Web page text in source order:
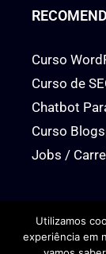
Curso
Curso de
Chatbot
Curso
Jobs /
© 2026
Utilizamos
experiência em